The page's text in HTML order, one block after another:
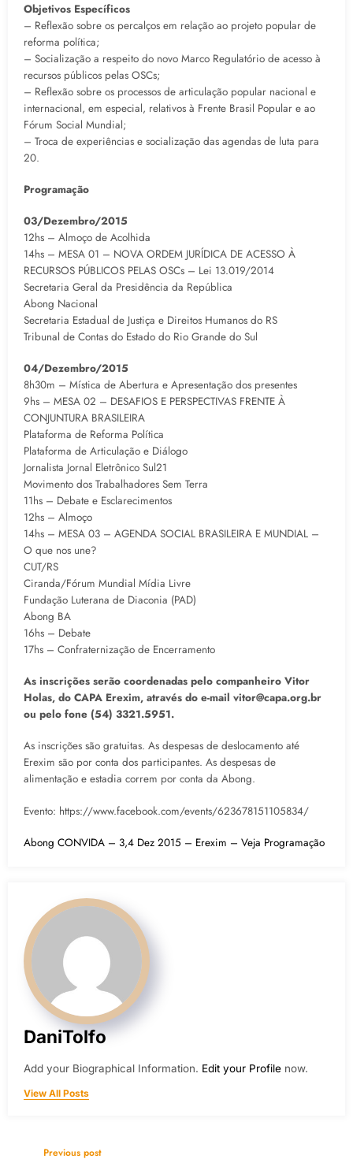
Objetivos Específicos
– Reflexão sobre os percalços em relação ao projeto popular de
reforma política;
– Socialização a respeito do novo Marco Regulatório de acesso à
recursos públicos pelas OSCs;
– Reflexão sobre os processos de articulação popular nacional e
internacional, em especial, relativos à Frente Brasil Popular e ao
Fórum Social Mundial;
– Troca de experiências e socialização das agendas de luta para
20.
Programação
03/Dezembro/2015
12hs – Almoço de Acolhida
14hs – MESA 01 – NOVA ORDEM JURÍDICA DE ACESSO À
RECURSOS PÚBLICOS PELAS OSCs – Lei 13.019/2014
Secretaria Geral da Presidência da República
Abong Nacional
Secretaria Estadual de Justiça e Direitos Humanos do RS
Tribunal de Contas do Estado do Rio Grande do Sul
04/Dezembro/2015
8h30m – Mística de Abertura e Apresentação dos presentes
9hs – MESA 02 – DESAFIOS E PERSPECTIVAS FRENTE À
CONJUNTURA BRASILEIRA
Plataforma de Reforma Política
Plataforma de Articulação e Diálogo
Jornalista Jornal Eletrônico Sul21
Movimento dos Trabalhadores Sem Terra
11hs – Debate e Esclarecimentos
12hs – Almoço
14hs – MESA 03 – AGENDA SOCIAL BRASILEIRA E MUNDIAL –
O que nos une?
CUT/RS
Ciranda/Fórum Mundial Mídia Livre
Fundação Luterana de Diaconia (PAD)
Abong BA
16hs – Debate
17hs – Confraternização de Encerramento
As inscrições serão coordenadas pelo companheiro Vitor
Holas, do CAPA Erexim, através do e-mail vitor@capa.org.br
ou pelo fone (54) 3321.5951.
As inscrições são gratuitas. As despesas de deslocamento até
Erexim são por conta dos participantes. As despesas de
alimentação e estadia correm por conta da Abong.
Evento: https://www.facebook.com/events/623678151105834/
Abong CONVIDA – 3,4 Dez 2015 – Erexim – Veja Programação
DaniTolfo
Add your Biographical Information. Edit your Profile now.
View All Posts
Previous post